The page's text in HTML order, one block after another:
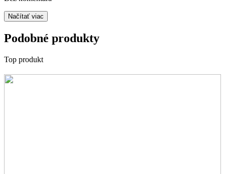
Načítať viac
Podobné produkty
Top produkt